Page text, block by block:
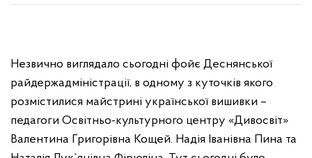
Незвично виглядало сьогодні фойє Деснянської
райдержадміністрації, в одному з куточків якого
розмістилися майстрині української вишивки –
педагоги Освітньо-культурного центру «Дивосвіт»
Валентина Григорівна Кощей. Надія Іванівна Пина та